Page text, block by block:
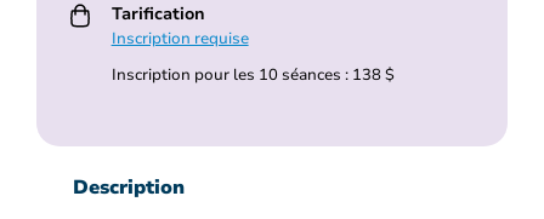
Tarification
Inscription requise
Inscription pour les 10 séances : 138 $
Description